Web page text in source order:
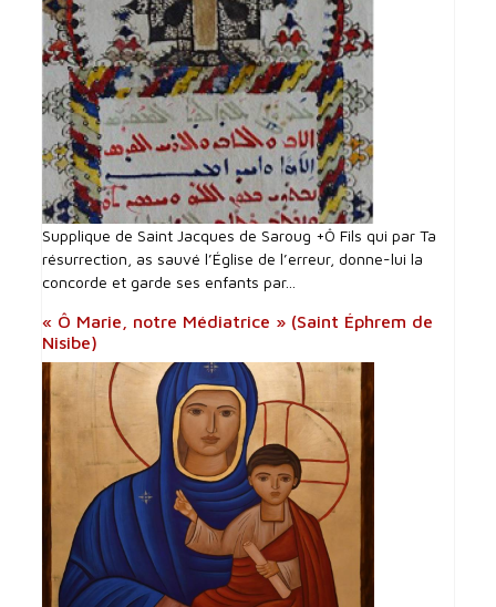
Supplique de Saint Jacques de Saroug +Ô Fils qui par Ta
résurrection, as sauvé l’Église de l’erreur, donne-lui la
concorde et garde ses enfants par...
« Ô Marie, notre Médiatrice » (Saint Éphrem de
Nisibe)